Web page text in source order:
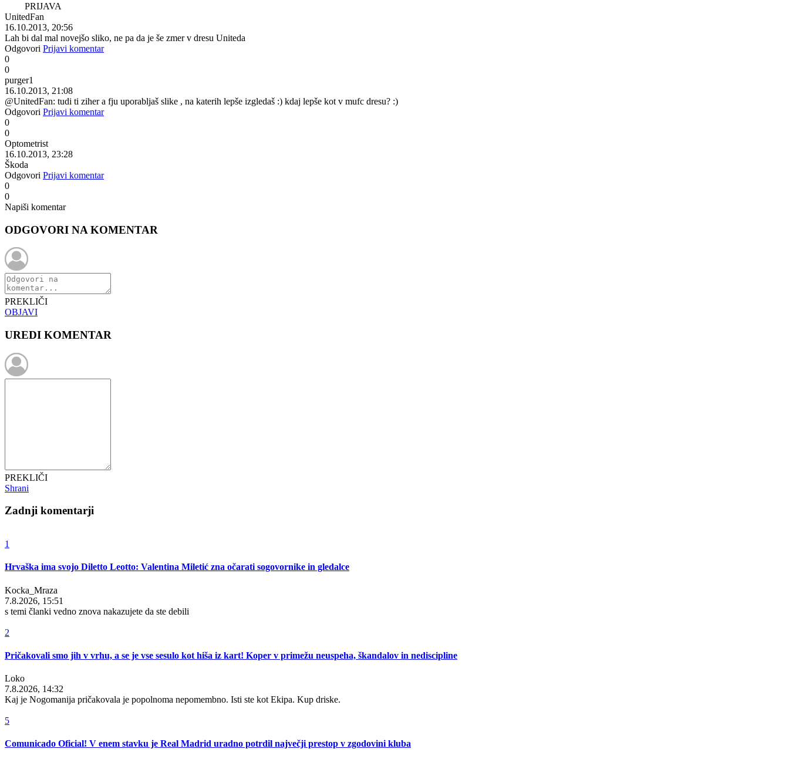
PRIJAVA
UnitedFan
16.10.2013, 20:56
Lah bi dal mal novejšo sliko, ne pa da je še zmer v dresu Uniteda
Odgovori Prijavi komentar
0
0
purger1
16.10.2013, 21:08
@UnitedFan: tudi ti ziher a fju uporabljaš slike , na katerih lepše izgledaš :) kdaj lepše kot v mufc dresu? :)
Odgovori Prijavi komentar
0
0
Optometrist
16.10.2013, 23:28
Škoda
Odgovori Prijavi komentar
0
0
Napiši komentar
ODGOVORI NA KOMENTAR
PREKLIČI
OBJAVI
UREDI KOMENTAR
PREKLIČI
Shrani
Zadnji komentarji
1
Hrvaška ima svojo Diletto Leotto: Valentina Miletić zna očarati sogovornike in gledalce
Kocka_Mraza
7.8.2026, 15:51
s temi članki vedno znova nakazujete da ste debili
2
Pričakovali smo jih v vrhu, a se je vse sesulo kot hiša iz kart! Koper v primežu neuspeha, škandalov in nediscipline
Loko
7.8.2026, 14:32
Kaj je Nogomanija pričakovala je popolnoma nepomembno. Isti ste kot Ekipa. Kup driske.
5
Comunicado Oficial! V enem stavku je Real Madrid uradno potrdil največji prestop v zgodovini kluba